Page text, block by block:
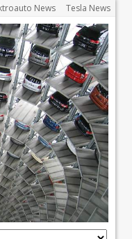
News Tesla News